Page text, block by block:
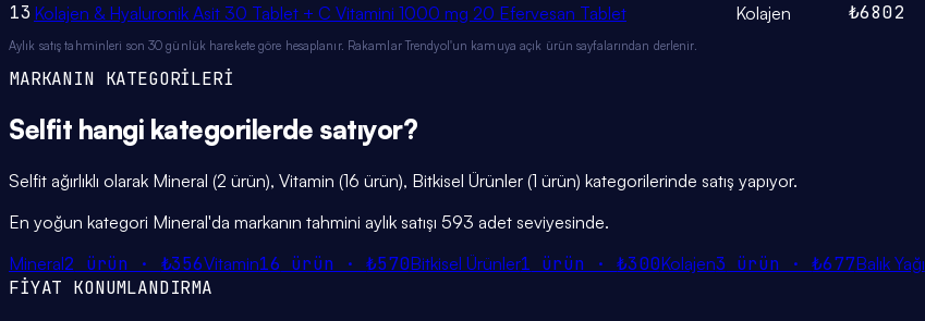
13 Kolajen & Hyaluronik Asit 30 Tablet + C Vitamini 1000 mg 20 Efervesan Tablet Kolajen ₺6802
Aylık satış tahminleri son 30 günlük harekete göre hesaplanır. Rakamlar Trendyol'un kamuya açık ürün sayfalarından derlenir.
MARKANIN KATEGORİLERİ
Selfit hangi kategorilerde satıyor?
Selfit ağırlıklı olarak Mineral (2 ürün), Vitamin (16 ürün), Bitkisel Ürünler (1 ürün) kategorilerinde satış yapıyor.
En yoğun kategori Mineral'da markanın tahmini aylık satışı 593 adet seviyesinde.
Mineral2 ürün · ₺356Vitamin16 ürün ·₺570Bitkisel Ürünler1 ürün ·₺300Kolajen3 ürün ·₺677Balık Yağı
FİYAT KONUMLANDIRMA